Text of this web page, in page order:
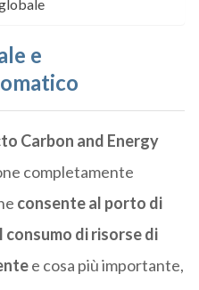
e
Carbon and Energy
completamente
consente al porto di
consumo di risorse di
e cosa più importante,